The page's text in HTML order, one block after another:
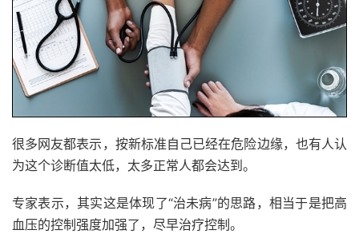
很多网友都表示，按新标准自己已经在危险边缘，也有人认
为这个诊断值太低，太多正常人都会达到。
专家表示，其实这是体现了“治未病”的思路，相当于是把高
血压的控制强度加强了，尽早治疗控制。